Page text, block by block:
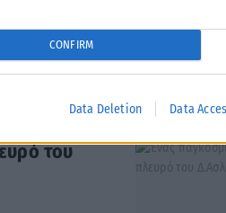
CONFIRM
Data Deletion Data
σε εμπορική
του